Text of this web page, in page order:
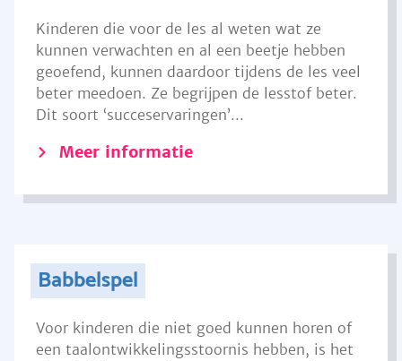
Kinderen die voor de les al weten wat ze
kunnen verwachten en al een beetje hebben
geoefend, kunnen daardoor tijdens de les veel
beter meedoen. Ze begrijpen de lesstof beter.
Dit soort ‘succeservaringen’...
Meer informatie
Babbelspel
Voor kinderen die niet goed kunnen horen of
een taalontwikkelingsstoornis hebben, is het